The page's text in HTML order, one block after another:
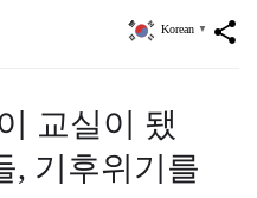
share
Korean ▼
교실이 됐
기후위기를